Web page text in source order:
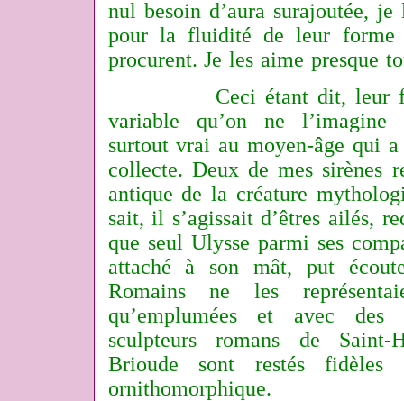
nul besoin d’aura surajoutée,
pour la fluidité de leur forme
procurent. Je les aime presque
Ceci étant dit, leur
variable qu’on ne l’imagine
surtout vrai au moyen-âge qui
collecte. Deux de mes sirènes
antique de la créature
sait, il s’agissait d’êtres ailés,
que seul Ulysse parmi ses
attaché à son mât, put
Romains ne les
qu’emplumées et avec
sculpteurs romans de
Brioude sont restés
ornithomorphique.